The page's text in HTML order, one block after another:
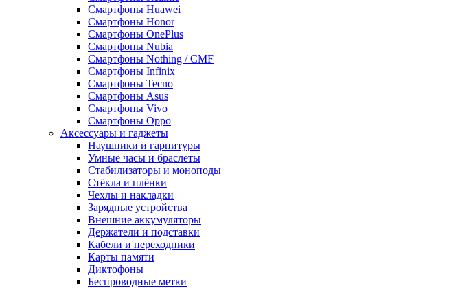
Смартфоны Huawei
Смартфоны Honor
Смартфоны OnePlus
Смартфоны Nubia
Смартфоны Nothing / CMF
Смартфоны Infinix
Смартфоны Tecno
Смартфоны Asus
Смартфоны Vivo
Смартфоны Oppo
Аксессуары и гаджеты
Наушники и гарнитуры
Умные часы и браслеты
Стабилизаторы и моноподы
Стёкла и плёнки
Чехлы и накладки
Зарядные устройства
Внешние аккумуляторы
Держатели и подставки
Кабели и переходники
Карты памяти
Диктофоны
Беспроводные метки